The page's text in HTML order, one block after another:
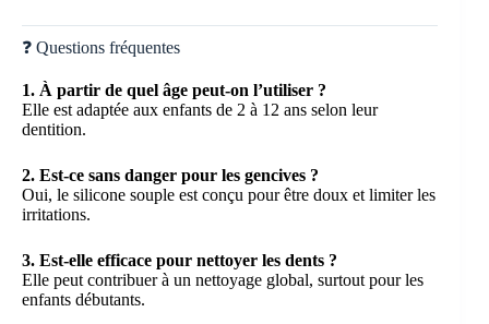
❓ Questions fréquentes
1. À partir de quel âge peut-on l’utiliser ?
Elle est adaptée aux enfants de 2 à 12 ans selon leur
dentition.
2. Est-ce sans danger pour les gencives ?
Oui, le silicone souple est conçu pour être doux et limiter les
irritations.
3. Est-elle efficace pour nettoyer les dents ?
Elle peut contribuer à un nettoyage global, surtout pour les
enfants débutants.